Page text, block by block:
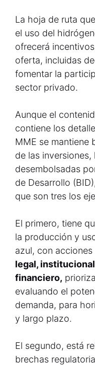
La hoja de ruta
el uso del
ofrecerá
oferta, incluidas
fomentar la
sector privado.
Aunque el
contiene los
MME se mantiene
de las inversiones,
desembolsadas
de Desarrollo
que son tres los
El primero, tiene
la producción y
azul, con
legal,
financiero,
evaluando el
demanda, para
y largo plazo.
El segundo, está
brechas